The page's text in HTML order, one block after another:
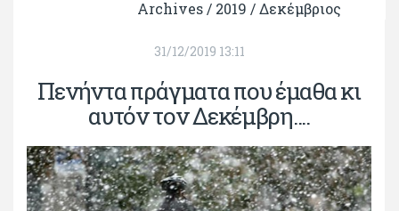
Archives / 2019 /Δεκέμβριος
31/12/2019 13:11
Πενήντα πράγματα που έμαθα κι
αυτόν τον Δεκέμβρη....